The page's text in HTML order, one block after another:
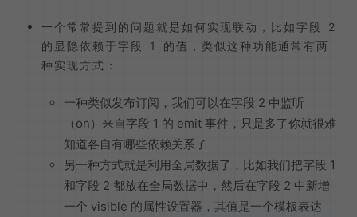
一个常常提到的问题就是如何实现联动，比如字段 2
的显隐依赖于字段 1 的值，类似这种功能通常有两
种实现方式：
一种类似发布订阅，我们可以在字段 2 中监听
（on）来自字段 1 的 emit 事件，只是多了你就很难
知道各自有哪些依赖关系了
另一种方式就是利用全局数据了，比如我们把字段 1
和字段 2 都放在全局数据中，然后在字段 2 中新增
一个 visible 的属性设置器，其值是一个模板表达